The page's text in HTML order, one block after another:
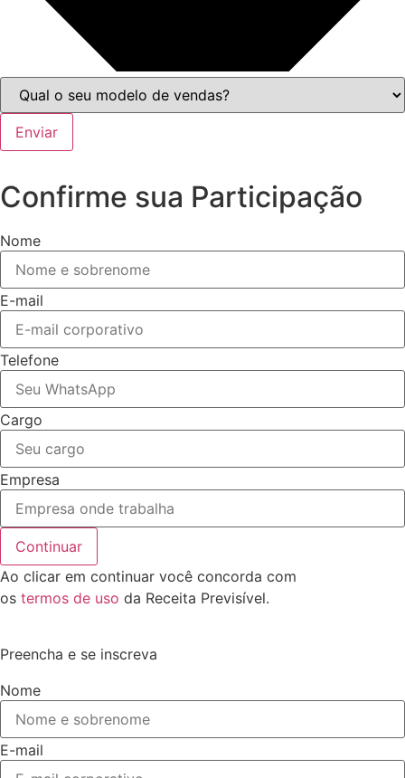
Enviar
Confirme sua Participação
Nome
E-mail
Telefone
Cargo
Empresa
Continuar
Ao clicar em continuar você concorda com
os termos de uso da Receita Previsível.
Preencha e se inscreva
Nome
E-mail